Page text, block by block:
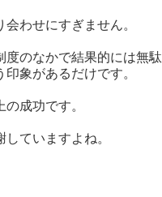
わせにすぎません。
度のなかで結果的には無駄
象があるだけです。
成功です。
ていますよね。